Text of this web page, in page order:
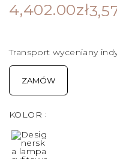
4,402.00zł
Transport wyceniany
ZAMÓW
KOLOR